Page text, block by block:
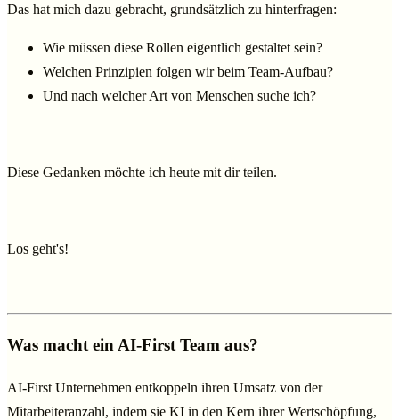
Das hat mich dazu gebracht, grundsätzlich zu hinterfragen:
Wie müssen diese Rollen eigentlich gestaltet sein?
Welchen Prinzipien folgen wir beim Team-Aufbau?
Und nach welcher Art von Menschen suche ich?
Diese Gedanken möchte ich heute mit dir teilen.
Los geht's!
Was macht ein AI-First Team aus?
AI-First Unternehmen entkoppeln ihren Umsatz von der
Mitarbeiteranzahl, indem sie KI in den Kern ihrer Wertschöpfung,